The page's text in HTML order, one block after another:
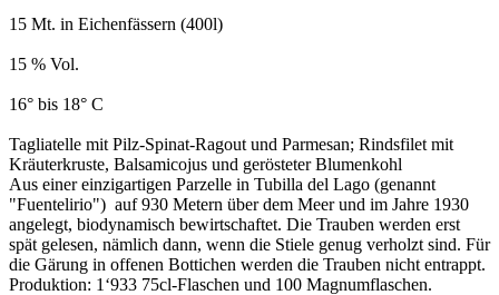
15 Mt. in Eichenfässern (400l)
15 % Vol.
16° bis 18° C
Tagliatelle mit Pilz-Spinat-Ragout und Parmesan; Rindsfilet mit
Kräuterkruste, Balsamicojus und gerösteter Blumenkohl
Aus einer einzigartigen Parzelle in Tubilla del Lago (genannt
"Fuentelirio") auf 930 Metern über dem Meer und im Jahre 1930
angelegt, biodynamisch bewirtschaftet. Die Trauben werden erst
spät gelesen, nämlich dann, wenn die Stiele genug verholzt sind. Für
die Gärung in offenen Bottichen werden die Trauben nicht entrappt.
Produktion: 1‘933 75cl-Flaschen und 100 Magnumflaschen.